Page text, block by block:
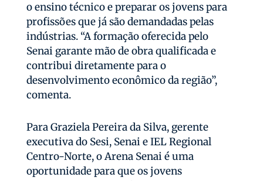
o ensino técnico e preparar os jovens para
profissões que já são demandadas pelas
indústrias. “A formação oferecida pelo
Senai garante mão de obra qualificada e
contribui diretamente para o
desenvolvimento econômico da região”,
comenta.
Para Graziela Pereira da Silva, gerente
executiva do Sesi, Senai e IEL Regional
Centro-Norte, o Arena Senai é uma
oportunidade para que os jovens